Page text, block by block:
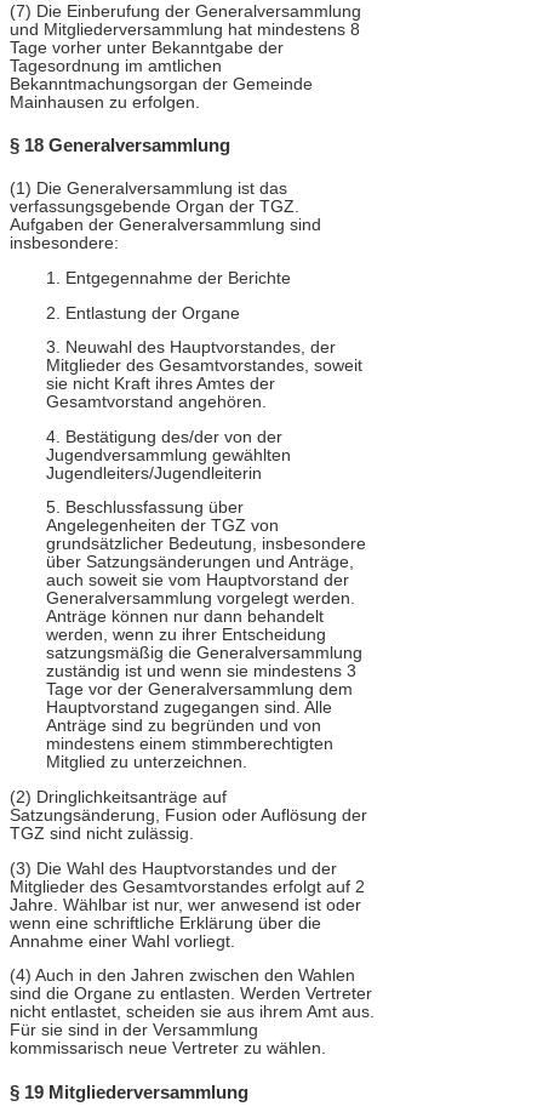
(7) Die Einberufung der Generalversammlung
und Mitgliederversammlung hat mindestens 8
Tage vorher unter Bekanntgabe der
Tagesordnung im amtlichen
Bekanntmachungsorgan der Gemeinde
Mainhausen zu erfolgen.
§ 18 Generalversammlung
(1) Die Generalversammlung ist das
verfassungsgebende Organ der TGZ.
Aufgaben der Generalversammlung sind
insbesondere:
1. Entgegennahme der Berichte
2. Entlastung der Organe
3. Neuwahl des Hauptvorstandes, der
Mitglieder des Gesamtvorstandes, soweit
sie nicht Kraft ihres Amtes der
Gesamtvorstand angehören.
4. Bestätigung des/der von der
Jugendversammlung gewählten
Jugendleiters/Jugendleiterin
5. Beschlussfassung über
Angelegenheiten der TGZ von
grundsätzlicher Bedeutung, insbesondere
über Satzungsänderungen und Anträge,
auch soweit sie vom Hauptvorstand der
Generalversammlung vorgelegt werden.
Anträge können nur dann behandelt
werden, wenn zu ihrer Entscheidung
satzungsmäßig die Generalversammlung
zuständig ist und wenn sie mindestens 3
Tage vor der Generalversammlung dem
Hauptvorstand zugegangen sind. Alle
Anträge sind zu begründen und von
mindestens einem stimmberechtigten
Mitglied zu unterzeichnen.
(2) Dringlichkeitsanträge auf
Satzungsänderung, Fusion oder Auflösung der
TGZ sind nicht zulässig.
(3) Die Wahl des Hauptvorstandes und der
Mitglieder des Gesamtvorstandes erfolgt auf 2
Jahre. Wählbar ist nur, wer anwesend ist oder
wenn eine schriftliche Erklärung über die
Annahme einer Wahl vorliegt.
(4) Auch in den Jahren zwischen den Wahlen
sind die Organe zu entlasten. Werden Vertreter
nicht entlastet, scheiden sie aus ihrem Amt aus.
Für sie sind in der Versammlung
kommissarisch neue Vertreter zu wählen.
§ 19 Mitgliederversammlung